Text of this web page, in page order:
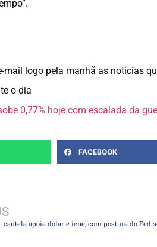
mail logo pela manhã as notícias
o dia
0,77% hoje com escalada da
FACEBOOK